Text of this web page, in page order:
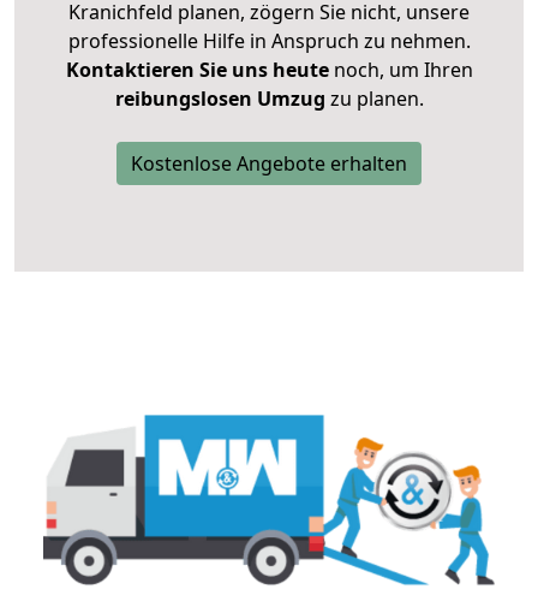
Kranichfeld planen, zögern Sie nicht, unsere
professionelle Hilfe in Anspruch zu nehmen.
Kontaktieren Sie uns heutenoch, um Ihren
reibungslosen Umzug zu planen.
Kostenlose Angebote erhalten